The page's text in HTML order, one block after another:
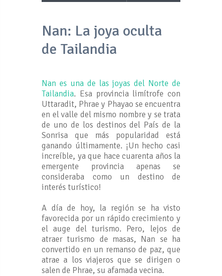
Nan: La joya oculta
de Tailandia
Nan es una de las joyas del Norte de
Tailandia. Esa provincia limítrofe con
Uttaradit, Phrae y Phayao se encuentra
en el valle del mismo nombre y se trata
de uno de los destinos del País de la
Sonrisa que más popularidad está
ganando últimamente. ¡Un hecho casi
increíble, ya que hace cuarenta años la
emergente provincia apenas se
consideraba como un destino de
interés turístico!
A día de hoy, la región se ha visto
favorecida por un rápido crecimiento y
el auge del turismo. Pero, lejos de
atraer turismo de masas, Nan se ha
convertido en un remanso de paz, que
atrae a los viajeros que se dirigen o
salen de Phrae, su afamada vecina.